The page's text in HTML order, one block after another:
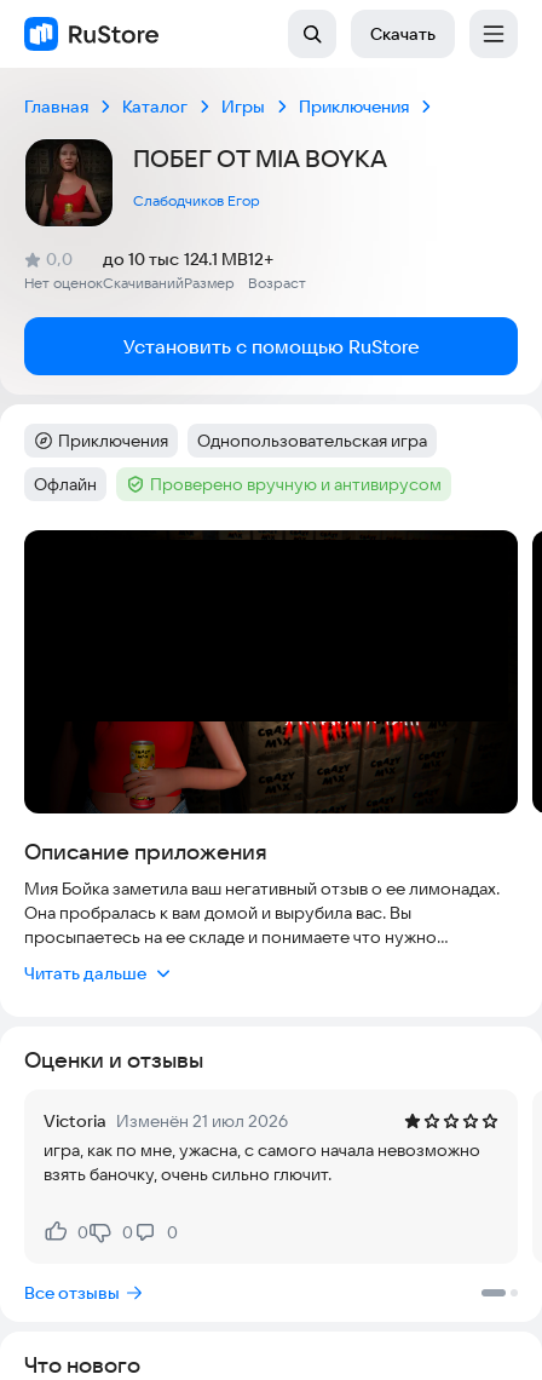
Скачать
Главная Каталог Игры Приключения
ПОБЕГ ОТ MIA BOYKA
Слабодчиков Егор
Рейтинг:
0,0
(
Нет оценок
)
Скачиваний
до 10 тыс
Размер
124.1 MB
Возраст
12+
Установить с помощью RuStore
Категория:
Приключения Тег:
Однопользовательская игра
Тег:
Офлайн Тег :Проверено вручную и антивирусом
Скриншоты
Описание приложения
Мия Бойка заметила ваш негативный отзыв о ее лимонадах.
Она пробралась к вам домой и вырубила вас. Вы
просыпаетесь на ее складе и понимаете что нужно
вывезти их куда подальше чтобы спасти людей от ее
Читать дальше
Оценки и отзывы
Victoria Изменён 21 июл 2026
игра, как по мне, ужасна, с самого начала невозможно
взять баночку, очень сильно глючит.
Нравится:
0Не нравится:
0 0
Все отзывы
Что нового